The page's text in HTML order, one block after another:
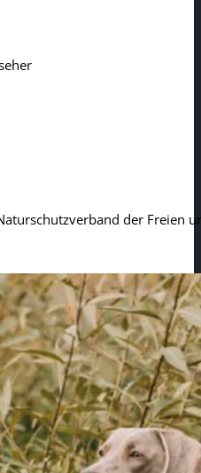
der Freien